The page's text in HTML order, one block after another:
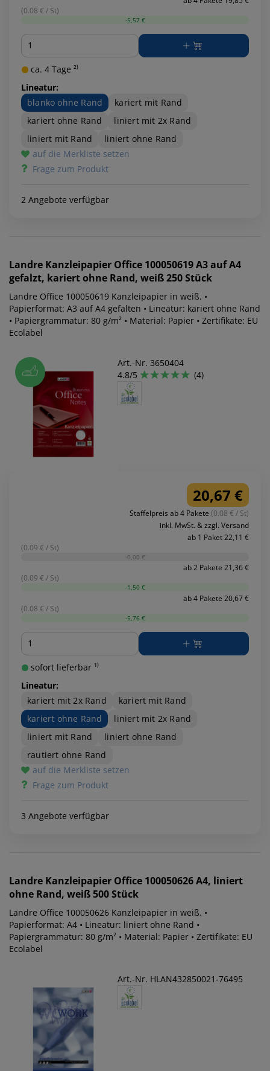
(0.08 € / St)
-5,57 €
Menge
ca. 4 Tage ²⁾
Lineatur:
blanko ohne Rand
kariert mit Rand
kariert ohne Rand
liniert mit 2x Rand
liniert mit Rand
liniert ohne Rand
auf die Merkliste setzen
Frage zum Produkt
2 Angebote verfügbar
Landre Kanzleipapier Office 100050619 A3 auf A4
gefalzt, kariert ohne Rand, weiß 250 Stück
Landre Office 100050619 Kanzleipapier in weiß. •
Papierformat: A3 auf A4 gefalten • Lineatur: kariert ohne Rand
• Papiergrammatur: 80 g/m² • Material: Papier • Zertifikate: EU
Ecolabel
Art.-Nr. 3650404
4.8/5
(4)
20,67 €
Staffelpreis ab 4 Pakete (0.08 € / St)
inkl. MwSt. & zzgl. Versand
ab 1 Paket 22,11 €
(0.09 € / St)
-0,00 €
ab 2 Pakete 21,36 €
(0.09 € / St)
-1,50 €
ab 4 Pakete 20,67 €
(0.08 € / St)
-5,76 €
Menge
sofort lieferbar ¹⁾
Lineatur:
kariert mit 2x Rand
kariert mit Rand
kariert ohne Rand
liniert mit 2x Rand
liniert mit Rand
liniert ohne Rand
rautiert ohne Rand
auf die Merkliste setzen
Frage zum Produkt
3 Angebote verfügbar
Landre Kanzleipapier Office 100050626 A4, liniert
ohne Rand, weiß 500 Stück
Landre Office 100050626 Kanzleipapier in weiß. •
Papierformat: A4 • Lineatur: liniert ohne Rand •
Papiergrammatur: 80 g/m² • Material: Papier • Zertifikate: EU
Ecolabel
Art.-Nr. HLAN432850021-76495